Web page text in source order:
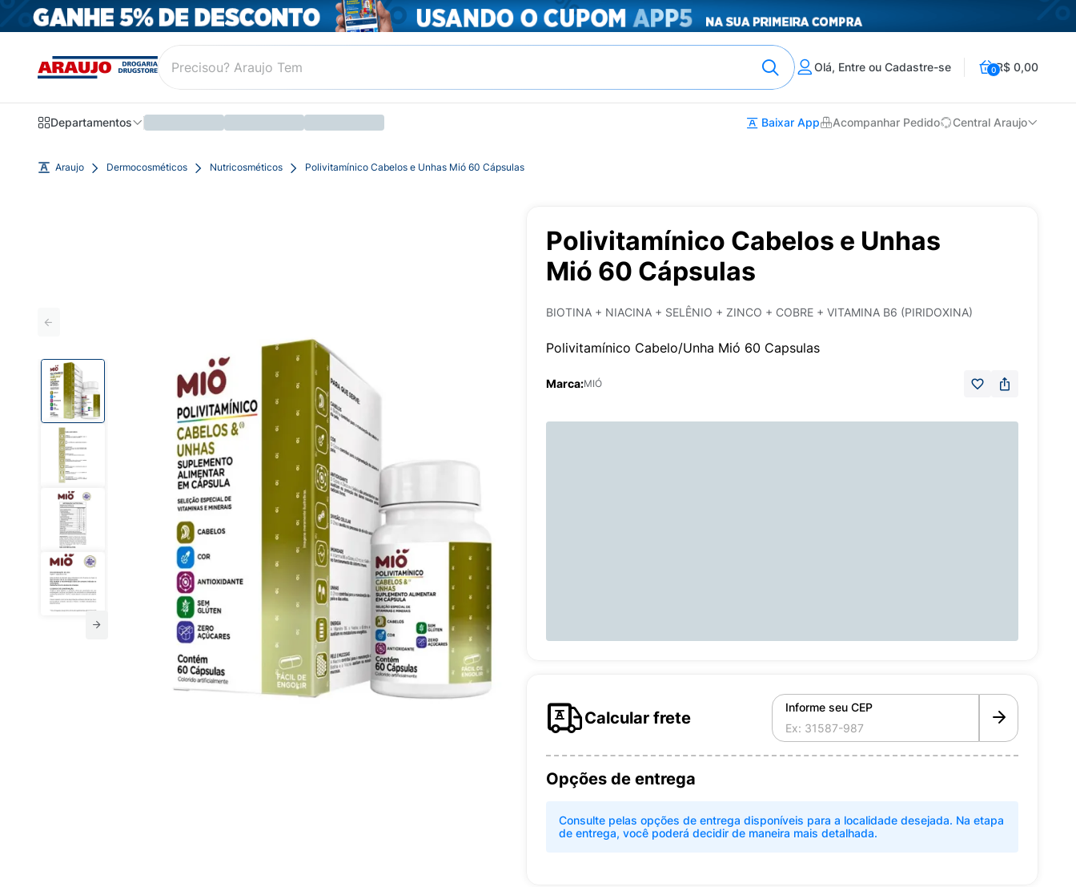
Olá, Entre ou Cadastre-se 0R$ 0,00
Departamentos Baixar App Acompanhar Pedido Central Araujo
Araujo Dermocosméticos Nutricosméticos Polivitamínico Cabelos e Unhas Mió 60 Cápsulas
Polivitamínico Cabelos e Unhas
Mió 60 Cápsulas
BIOTINA + NIACINA + SELÊNIO + ZINCO + COBRE + VITAMINA B6 (PIRIDOXINA)
Polivitamínico Cabelo/Unha Mió 60 Capsulas
Marca:MIÓ
Calcular frete
Informe seu CEP
Opções de entrega
Consulte pelas opções de entrega disponíveis para a localidade desejada. Na etapa
de entrega, você poderá decidir de maneira mais detalhada.